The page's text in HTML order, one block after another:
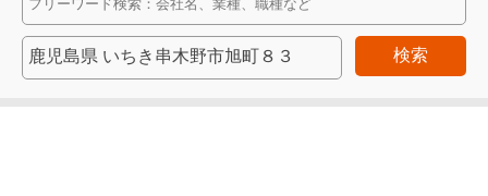
検索